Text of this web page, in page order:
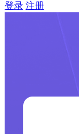
登录 注册